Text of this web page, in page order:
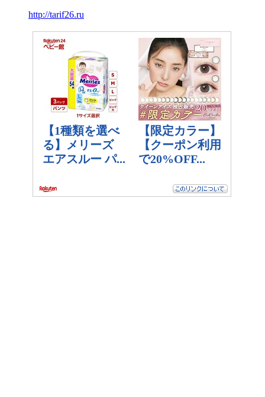
http://tarif26.ru